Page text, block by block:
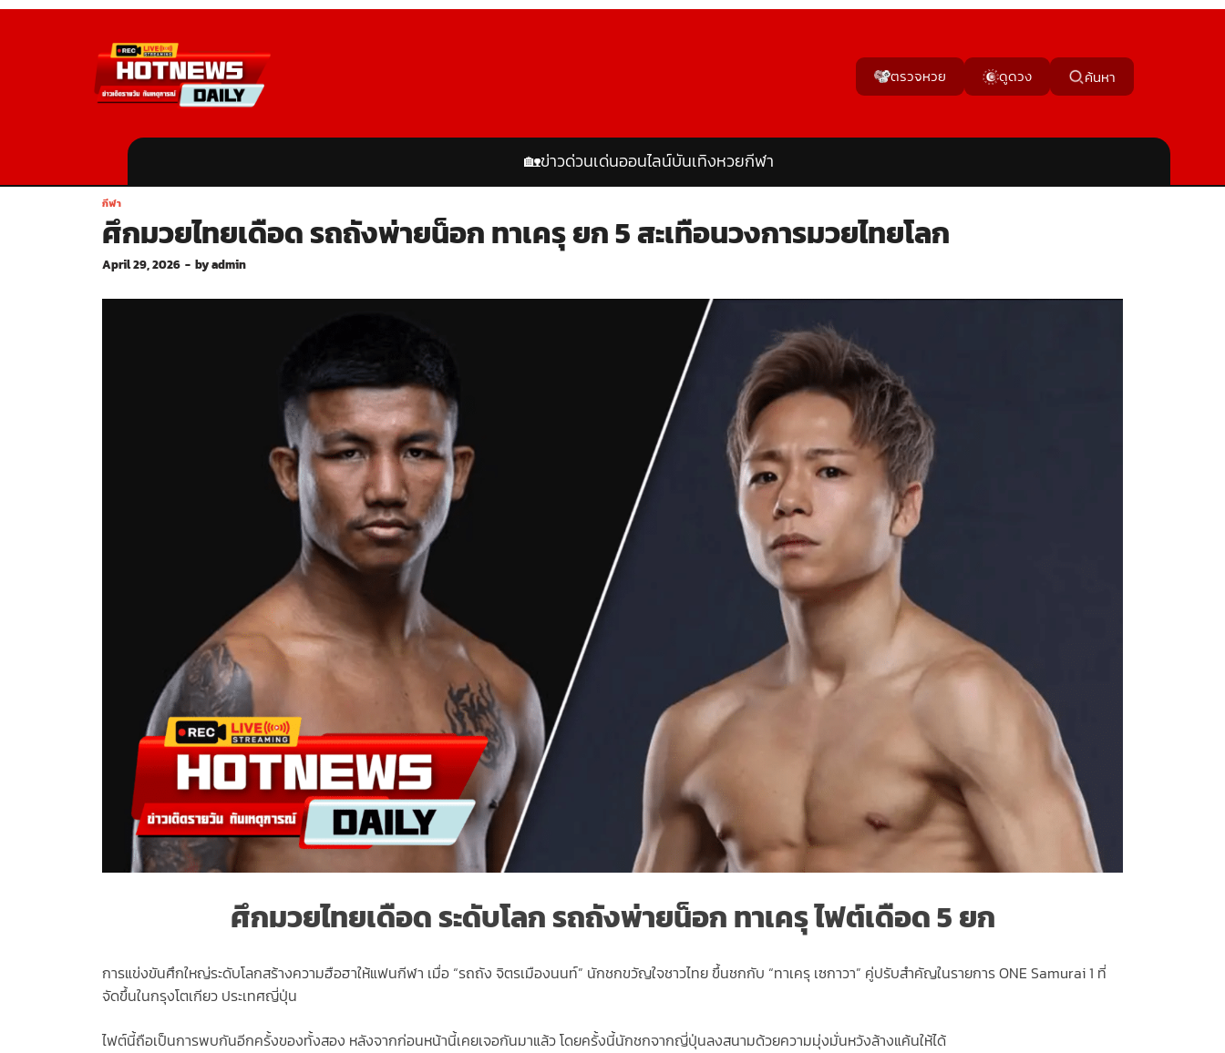
ตรวจหวย ดูดวง ค้นหา
🏡ข่าวด่วนเด่นออนไลน์บันเทิงหวยกีฬา
กีฬา
ศึกมวยไทยเดือด รถถังพ่ายน็อก ทาเครุ ยก 5 สะเทือนวงการมวยไทยโลก
April 29, 2026 - byadmin
ศึกมวยไทยเดือด ระดับโลก รถถังพ่ายน็อก ทาเครุ ไฟต์เดือด 5 ยก
การแข่งขันศึกใหญ่ระดับโลกสร้างความฮือฮาให้แฟนกีฬา เมื่อ “รถถัง จิตรเมืองนนท์” นักชกขวัญใจชาวไทย ขึ้นชกกับ “ทาเครุ เซกาวา” คู่ปรับสำคัญในรายการ ONE Samurai 1 ที่
จัดขึ้นในกรุงโตเกียว ประเทศญี่ปุ่น
ไฟต์นี้ถือเป็นการพบกันอีกครั้งของทั้งสอง หลังจากก่อนหน้านี้เคยเจอกันมาแล้ว โดยครั้งนี้นักชกจากญี่ปุ่นลงสนามด้วยความมุ่งมั่นหวังล้างแค้นให้ได้